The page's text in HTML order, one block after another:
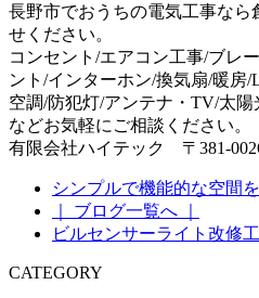
長野市でおうちの電気工事なら
せください。
コンセント/エアコン工事/ブレ
ント/インターホン/換気扇/暖房/
空調/防犯灯/アンテナ・TV/太
などお気軽にご相談ください。
有限会社ハイテック 〒381-
シンプルで機能的な空間を
｜ ブログ一覧へ ｜
ビルセンサーライト改修
CATEGORY